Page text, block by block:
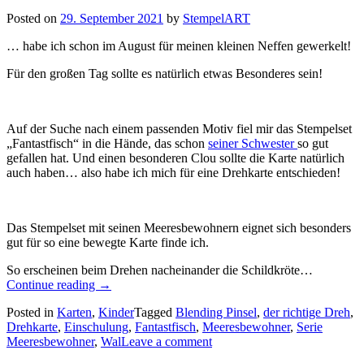
Posted on 29. September 2021 by StempelART
… habe ich schon im August für meinen kleinen Neffen gewerkelt!
Für den großen Tag sollte es natürlich etwas Besonderes sein!
Auf der Suche nach einem passenden Motiv fiel mir das Stempelset
„Fantastfisch“ in die Hände, das schon seiner Schwesterso gut
gefallen hat. Und einen besonderen Clou sollte die Karte natürlich
auch haben… also habe ich mich für eine Drehkarte entschieden!
Das Stempelset mit seinen Meeresbewohnern eignet sich besonders
gut für so eine bewegte Karte finde ich.
So erscheinen beim Drehen nacheinander die Schildkröte…
Continue reading „Fantastfisch!
eine
Drehkarte
zur
→
Posted in Karten, KinderTagged Blending Pinsel, der richtige Dreh,
Drehkarte, Einschulung, Fantastfisch, Meeresbewohner, Serie
Meeresbewohner, WalLeave a comment